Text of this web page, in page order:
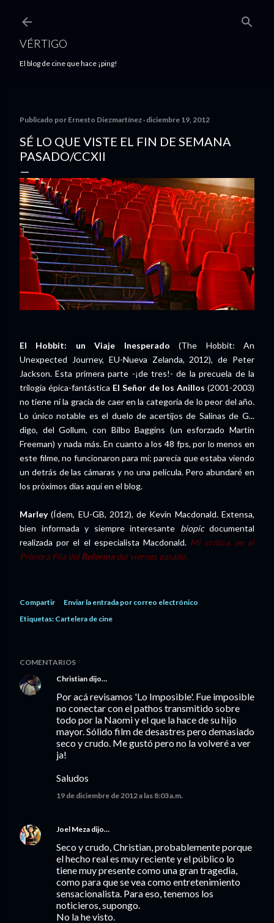
VÉRTIGO
El blog de cine que hace ¡ping!
Publicado por Ernesto Diezmartínez diciembre 19, 2012
SÉ LO QUE VISTE EL FIN DE SEMANA
PASADO/CCXII
El Hobbit: un Viaje Inesperado (The Hobbit: An
Unexpected Journey, EU-Nueva Zelanda, 2012), de Peter
Jackson. Esta primera parte -¡de tres!- de la precuela de la
trilogía épica-fantástica El Señor de los Anillos (2001-2003)
no tiene ni la gracia de caer en la categoría de lo peor del año.
Lo único notable es el duelo de acertijos de Salinas de G...
digo, del Gollum, con Bilbo Baggins (un esforzado Martin
Freeman) y nada más. En cuanto a los 48 fps, por lo menos en
este filme, no funcionaron para mí: parecía que estaba viendo
un detrás de las cámaras y no una película. Pero abundaré en
los próximos días aquí en el blog.
Marley(Ídem, EU-GB, 2012), de Kevin Macdonald. Extensa,
bien informada y siempre interesante biopicdocumental
realizada por el el especialista Macdonald. Mi crítica, en el
Primera Fila delReformadel viernes pasado.
Compartir
Enviar la entrada por correo electrónico
Etiquetas: Cartelera de cine
COMENTARIOS
Christian dijo…
Por acá revisamos 'Lo Imposible'. Fue imposible
no conectar con el pathos transmitido sobre
todo por la Naomi y el que la hace de su hijo
mayor. Sólido film de desastres pero demasiado
seco y crudo. Me gustó pero no la volveré a ver
ja!
Saludos
19 de diciembre de 2012 a las 8:03 a.m.
Joel Meza dijo…
Seco y crudo, Christian, probablemente porque
el hecho real es muy reciente y el público lo
tiene muy presente como una gran tragedia,
como para que se vea como entretenimiento
sensacionalista. Para eso, tenemos los
noticieros, supongo.
No la he visto.